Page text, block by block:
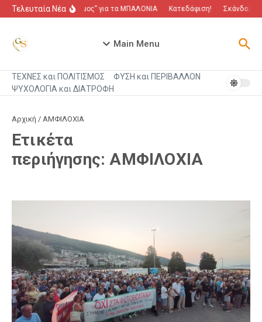
Μετάβαση στο περιεχόμενο
Τελευταία Νέα“Πόλεμος” για τα ΜΠΑΛΟΝΙΑ Κατεδάφιση! Σκάνδαλο
Main Menu
ΤΕΧΝΕΣ και ΠΟΛΙΤΙΣΜΟΣ
ΦΥΣΗ και ΠΕΡΙΒΑΛΛΟΝ
ΨΥΧΟΛΟΓΙΑ και ΔΙΑΤΡΟΦΗ
Αρχική / ΑΜΦΙΛΟΧΙΑ
Ετικέτα
περιήγησης: ΑΜΦΙΛΟΧΙΑ